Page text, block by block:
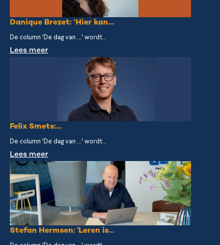
Danique Brezet: ‘Hier kan...
De column 'De dag van ...' wordt...
Lees meer
Felix Smets:...
De column 'De dag van ...' wordt...
Lees meer
Stefan Hermsen: 'Leren is...